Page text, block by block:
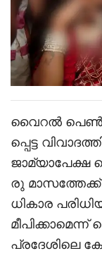
വൈറൽ
പ്പെട്ട
ജാമ്യാപേക്ഷ
രു
ധികാര
പ്രദേശിലെ